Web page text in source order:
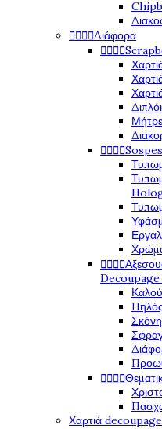
Διάφορα




Χαρτιά decoupage